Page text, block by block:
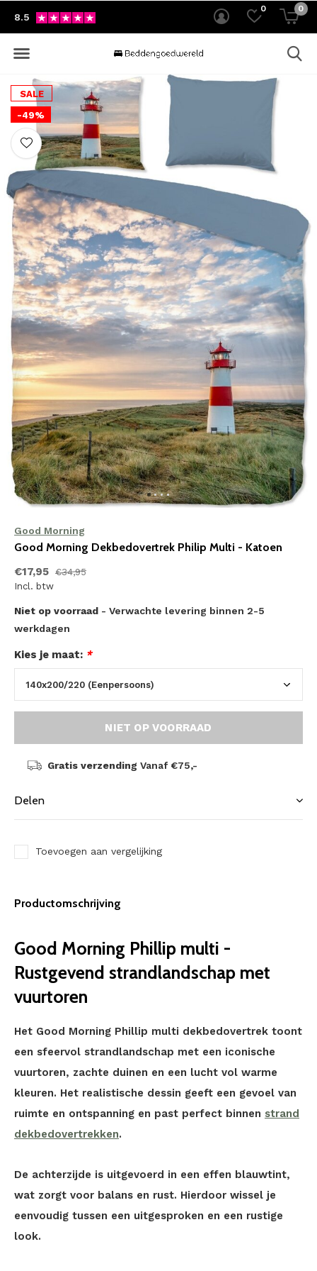
0 0
8.5
SALE
-49%
Good Morning
Good Morning Dekbedovertrek Philip Multi - Katoen
€17,95 €34,95
Incl. btw
Niet op voorraad - Verwachte levering binnen 2-5
werkdagen
Kies je maat: *
NIET OP VOORRAAD
Gratis verzending Vanaf €75,-
Delen
Toevoegen aan vergelijking
Productomschrijving
Good Morning Phillip multi -
Rustgevend strandlandschap met
vuurtoren
Het Good Morning Phillip multi dekbedovertrek toont
een sfeervol strandlandschap met een iconische
vuurtoren, zachte duinen en een lucht vol warme
kleuren. Het realistische dessin geeft een gevoel van
ruimte en ontspanning en past perfect binnen strand
dekbedovertrekken.
De achterzijde is uitgevoerd in een effen blauwtint,
wat zorgt voor balans en rust. Hierdoor wissel je
eenvoudig tussen een uitgesproken en een rustige
look.